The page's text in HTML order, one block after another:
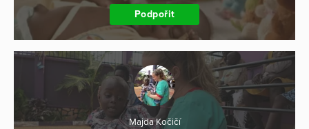
Podpořit
Majda Kočičí